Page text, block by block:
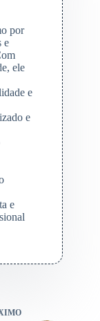
por
e
ele
e
e
e